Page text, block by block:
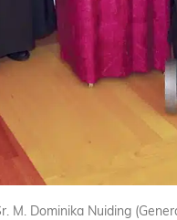
M. Dominika Nuiding